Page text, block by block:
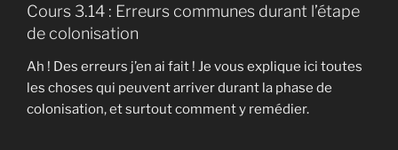
Cours 3.14 : Erreurs communes durant l’étape
de colonisation
Ah ! Des erreurs j’en ai fait ! Je vous explique ici toutes
les choses qui peuvent arriver durant la phase de
colonisation, et surtout comment y remédier.